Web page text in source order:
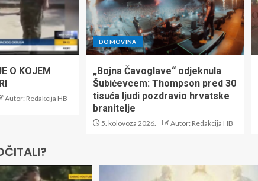
O KOJEM
Autor: Redakcija HB
DOMOVINA
„Bojna Čavoglave“ odjeknula
Šubićevcem: Thompson pred 30
tisuća ljudi pozdravio hrvatske
branitelje
5. kolovoza 2026. Autor: Redakcija HB